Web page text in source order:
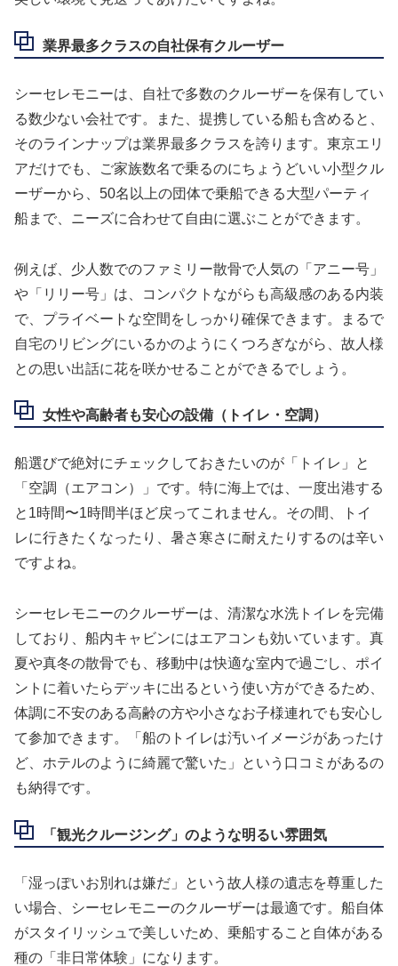
業界最多クラスの自社保有クルーザー
シーセレモニーは、自社で多数のクルーザーを保有してい
る数少ない会社です。また、提携している船も含めると、
そのラインナップは業界最多クラスを誇ります。東京エリ
アだけでも、ご家族数名で乗るのにちょうどいい小型クル
ーザーから、50名以上の団体で乗船できる大型パーティ
船まで、ニーズに合わせて自由に選ぶことができます。
例えば、少人数でのファミリー散骨で人気の「アニー号」
や「リリー号」は、コンパクトながらも高級感のある内装
で、プライベートな空間をしっかり確保できます。まるで
自宅のリビングにいるかのようにくつろぎながら、故人様
との思い出話に花を咲かせることができるでしょう。
女性や高齢者も安心の設備（トイレ・空調）
船選びで絶対にチェックしておきたいのが「トイレ」と
「空調（エアコン）」です。特に海上では、一度出港する
と1時間〜1時間半ほど戻ってこれません。その間、トイ
レに行きたくなったり、暑さ寒さに耐えたりするのは辛い
ですよね。
シーセレモニーのクルーザーは、清潔な水洗トイレを完備
しており、船内キャビンにはエアコンも効いています。真
夏や真冬の散骨でも、移動中は快適な室内で過ごし、ポイ
ントに着いたらデッキに出るという使い方ができるため、
体調に不安のある高齢の方や小さなお子様連れでも安心し
て参加できます。「船のトイレは汚いイメージがあったけ
ど、ホテルのように綺麗で驚いた」という口コミがあるの
も納得です。
「観光クルージング」のような明るい雰囲気
「湿っぽいお別れは嫌だ」という故人様の遺志を尊重した
い場合、シーセレモニーのクルーザーは最適です。船自体
がスタイリッシュで美しいため、乗船すること自体がある
種の「非日常体験」になります。